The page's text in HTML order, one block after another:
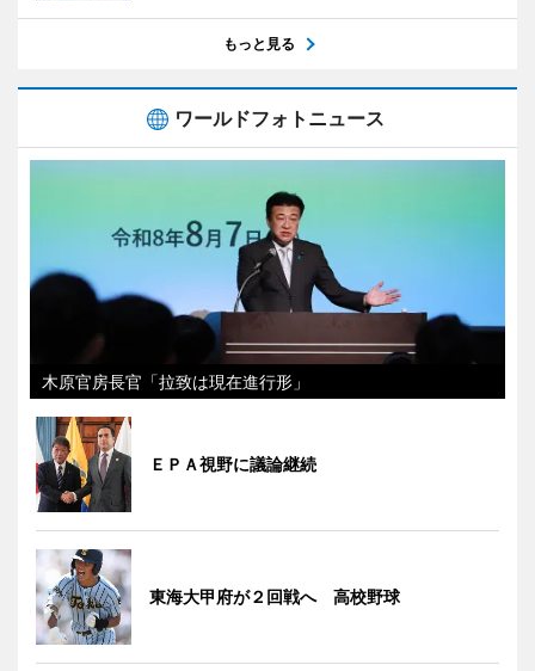
もっと見る
ワールドフォトニュース
木原官房長官「拉致は現在進行形」
ＥＰＡ視野に議論継続
東海大甲府が２回戦へ 高校野球